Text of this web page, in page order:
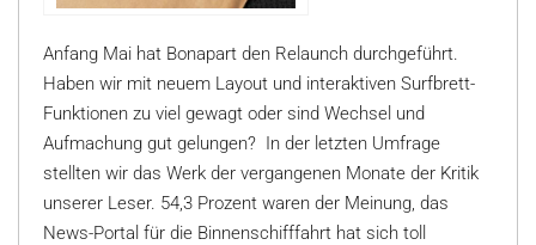
Anfang Mai hat Bonapart den Relaunch durchgeführt.
Haben wir mit neuem Layout und interaktiven Surfbrett-
Funktionen zu viel gewagt oder sind Wechsel und
Aufmachung gut gelungen? In der letzten Umfrage
stellten wir das Werk der vergangenen Monate der Kritik
unserer Leser. 54,3 Prozent waren der Meinung, das
News-Portal für die Binnenschifffahrt hat sich toll